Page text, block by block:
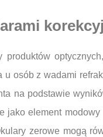
osób z wadami
na podstawie
element
zerowe mogą